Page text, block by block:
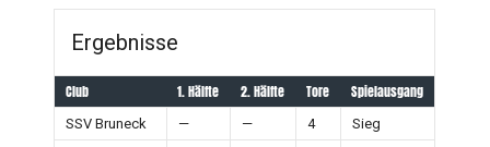
Ergebnisse
Club 1. Hälfte 2. Hälfte Tore Spielausgang
SSV Bruneck — — 4
Sieg